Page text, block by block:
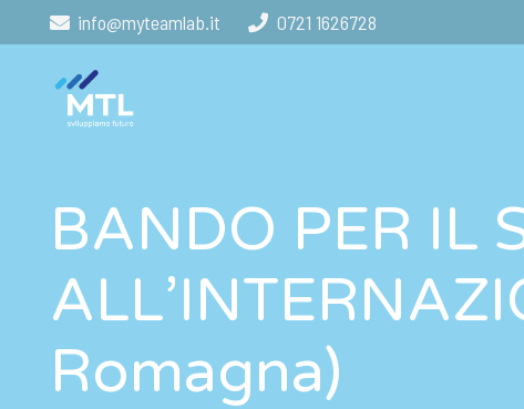
info@myteamlab.it 0721 1626728
BANDO PER IL
Romagna)